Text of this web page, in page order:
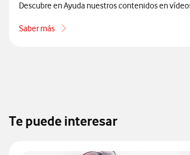
Descubre en Ayuda nuestros contenidos en
Saber más
acerca de Conoce la sección de vídeos
Te puede interesar